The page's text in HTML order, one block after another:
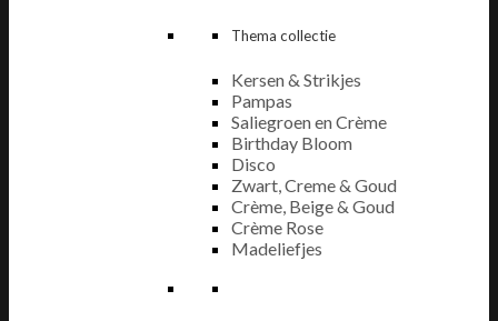
Thema collectie
Kersen & Strikjes
Pampas
Saliegroen en Crème
Birthday Bloom
Disco
Zwart, Creme & Goud
Crème, Beige & Goud
Crème Rose
Madeliefjes